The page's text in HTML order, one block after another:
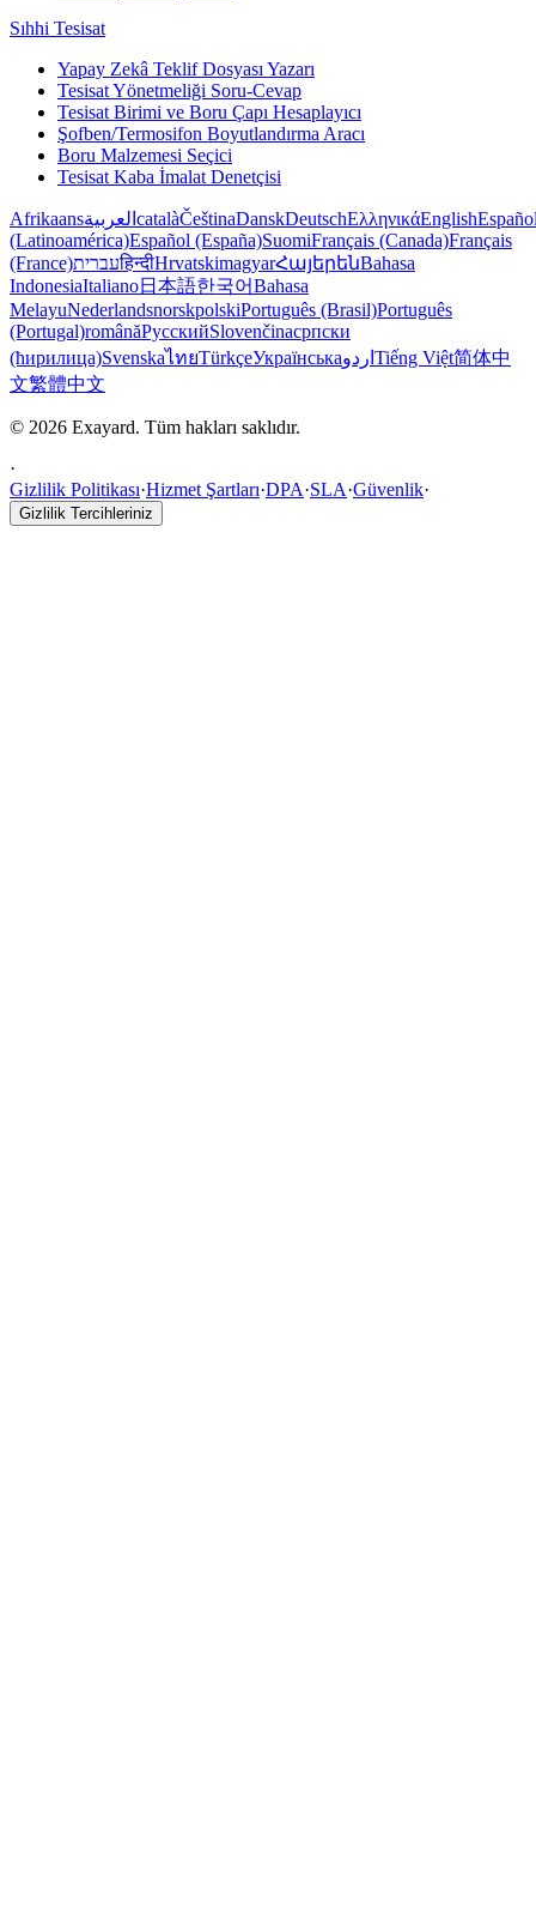
Sıhhi Tesisat
Yapay Zekâ Teklif Dosyası Yazarı
Tesisat Yönetmeliği Soru-Cevap
Tesisat Birimi ve Boru Çapı Hesaplayıcı
Şofben/Termosifon Boyutlandırma Aracı
Boru Malzemesi Seçici
Tesisat Kaba İmalat Denetçisi
Afrikaansالعربية catalàČeštinaDanskDeutschΕλληνικάEnglish
(Latinoamérica)Español (España)SuomiFrançais (Canada)Français
(France)עבריתहिन्दीHrvatskimagyarՀայերենBahasa
IndonesiaItaliano日本語한국어Bahasa
MelayuNederlandsnorskpolskiPortuguês (Brasil)Português
(Portugal)românăРусскийSlovenčinaсрпски
(ћирилица)SvenskaไทยTürkçeУкраїнськаاردو Tiếng Việt简体中
文繁體中文
© 2026 Exayard. Tüm hakları saklıdır.
·
Gizlilik Politikası·Hizmet Şartları·DPA·SLA·Güvenlik·
Gizlilik Tercihleriniz